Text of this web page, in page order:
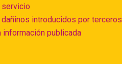
introducidos por terceros
publicada